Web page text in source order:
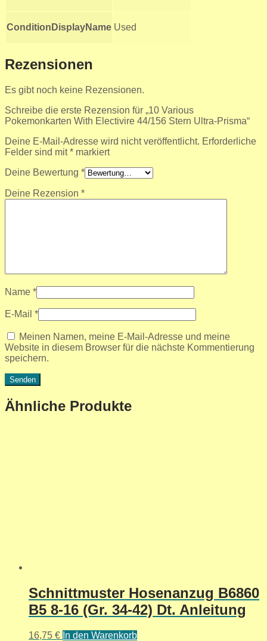
ConditionDisplayName Used
Rezensionen
Es gibt noch keine Rezensionen.
Schreibe die erste Rezension für „10 Various
Pokemonkarten With Electivire 44/156 Stern Ultra-Prisma“
Deine E-Mail-Adresse wird nicht veröffentlicht. Erforderliche
Felder sind mit* markiert
Deine Bewertung *
Deine Rezension *
Name *
E-Mail *
Meinen Namen, meine E-Mail-Adresse und meine
Website in diesem Browser für die nächste Kommentierung
speichern.
Ähnliche Produkte
Schnittmuster Hosenanzug B6860
B5 8-16 (Gr. 34-42) Dt. Anleitung
16,75 € In den Warenkorb